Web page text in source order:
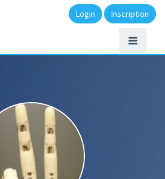
Login Inscription